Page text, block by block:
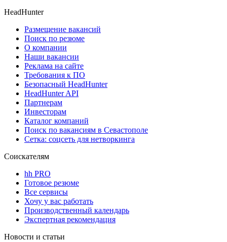
HeadHunter
Размещение вакансий
Поиск по резюме
О компании
Наши вакансии
Реклама на сайте
Требования к ПО
Безопасный HeadHunter
HeadHunter API
Партнерам
Инвесторам
Каталог компаний
Поиск по вакансиям в Севастополе
Сетка: соцсеть для нетворкинга
Соискателям
hh PRO
Готовое резюме
Все сервисы
Хочу у вас работать
Производственный календарь
Экспертная рекомендация
Новости и статьи